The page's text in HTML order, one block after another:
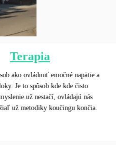
Terapia
ako ovládnuť emočné napätie a
Je to spôsob kde kde čisto
už nestačí, ovládajú nás
už metodiky koučingu končia.